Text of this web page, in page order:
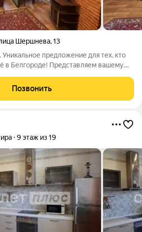
Шершнева,13
Представляем вашему
Радуга, улица Шершнева, 13. Это
приобрести
Позвонить
9 этаж из 19